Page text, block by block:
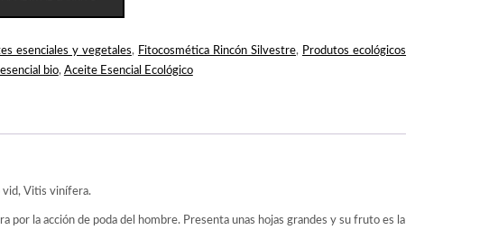
esenciales y vegetales, Fitocosmética Rincón Silvestre, Produtos ecológicos
bio, Aceite Esencial Ecológico
vid, Vitis vinífera.
por la acción de poda del hombre. Presenta unas hojas grandes y su fruto es la